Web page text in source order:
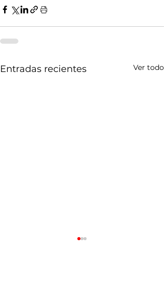
Entradas recientes Ver todo